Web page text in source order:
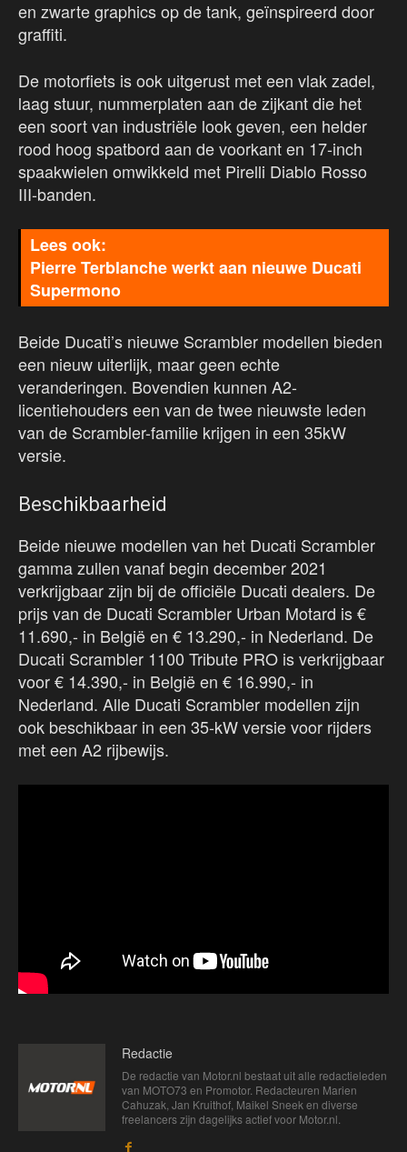
en zwarte graphics op de tank, geïnspireerd door
graffiti.
De motorfiets is ook uitgerust met een vlak zadel,
laag stuur, nummerplaten aan de zijkant die het
een soort van industriële look geven, een helder
rood hoog spatbord aan de voorkant en 17-inch
spaakwielen omwikkeld met Pirelli Diablo Rosso
III-banden.
Pierre Terblanche werkt aan nieuwe Ducati
Supermono
Beide Ducati’s nieuwe Scrambler modellen bieden
een nieuw uiterlijk, maar geen echte
veranderingen. Bovendien kunnen A2-
licentiehouders een van de twee nieuwste leden
van de Scrambler-familie krijgen in een 35kW
versie.
Beschikbaarheid
Beide nieuwe modellen van het Ducati Scrambler
gamma zullen vanaf begin december 2021
verkrijgbaar zijn bij de officiële Ducati dealers. De
prijs van de Ducati Scrambler Urban Motard is €
11.690,- in België en € 13.290,- in Nederland. De
Ducati Scrambler 1100 Tribute PRO is verkrijgbaar
voor € 14.390,- in België en € 16.990,- in
Nederland. Alle Ducati Scrambler modellen zijn
ook beschikbaar in een 35-kW versie voor rijders
met een A2 rijbewijs.
Redactie
De redactie van Motor.nl bestaat uit alle redactieleden
van MOTO73 en Promotor. Redacteuren Marien
Cahuzak, Jan Kruithof, Maikel Sneek en diverse
freelancers zijn dagelijks actief voor Motor.nl.